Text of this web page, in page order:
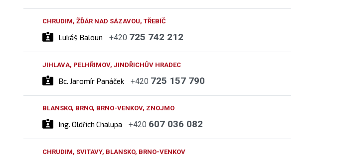
Lukáš Baloun
CHRUDIM, ŽĎÁR NAD SÁZAVOU, TŘEBÍČ
+420 725 742 212
Bc. Jaromír Panáček
JIHLAVA, PELHŘIMOV, JINDŘICHŮV HRADEC
+420 725 157 790
Ing. Oldřich Chalupa
BLANSKO, BRNO, BRNO-VENKOV, ZNOJMO
+420 607 036 082
CHRUDIM, SVITAVY, BLANSKO, BRNO-VENKOV